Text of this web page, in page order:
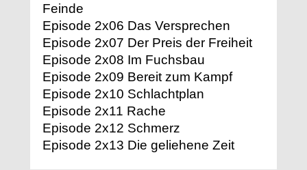
Feinde
Episode 2x06 Das Versprechen
Episode 2x07 Der Preis der Freiheit
Episode 2x08 Im Fuchsbau
Episode 2x09 Bereit zum Kampf
Episode 2x10 Schlachtplan
Episode 2x11 Rache
Episode 2x12 Schmerz
Episode 2x13 Die geliehene Zeit